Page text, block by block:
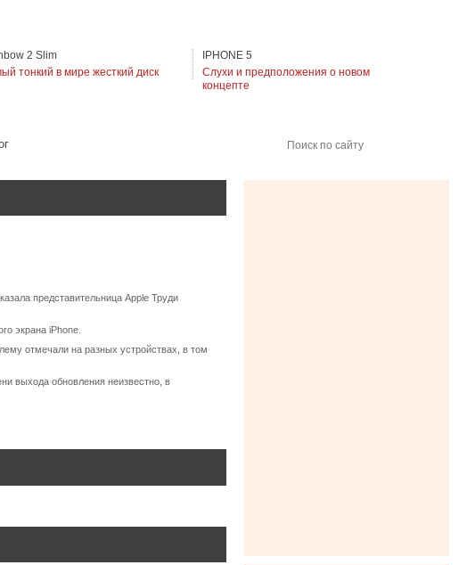
2 Slim
тонкий в мире жесткий диск
IPHONE 5
Слухи и предположения о новом
концепте
Поиск по сайту
представительница Apple Труди
экрана iPhone.
отмечали на разных устройствах, в том
выхода обновления неизвестно, в